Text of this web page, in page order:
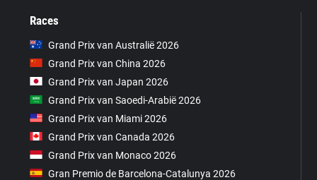
Races
Grand Prix van Australië 2026
Grand Prix van China 2026
Grand Prix van Japan 2026
Grand Prix van Saoedi-Arabië 2026
Grand Prix van Miami 2026
Grand Prix van Canada 2026
Grand Prix van Monaco 2026
Gran Premio de Barcelona-Catalunya 2026